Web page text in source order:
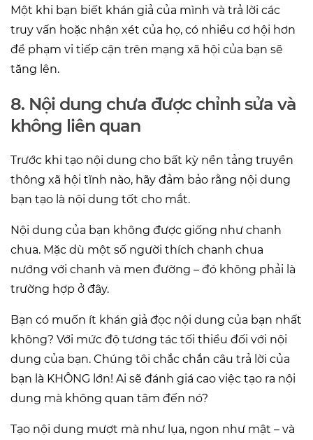
Một khi bạn biết khán giả của mình và trả lời các
truy vấn hoặc nhận xét của họ, có nhiều cơ hội hơn
để phạm vi tiếp cận trên mạng xã hội của bạn sẽ
tăng lên.
8. Nội dung chưa được chỉnh sửa và
không liên quan
Trước khi tạo nội dung cho bất kỳ nền tảng truyền
thông xã hội tĩnh nào, hãy đảm bảo rằng nội dung
bạn tạo là nội dung tốt cho mắt.
Nội dung của bạn không được giống như chanh
chua. Mặc dù một số người thích chanh chua
nướng với chanh và men đường – đó không phải là
trường hợp ở đây.
Bạn có muốn ít khán giả đọc nội dung của bạn nhất
không? Với mức độ tương tác tối thiểu đối với nội
dung của bạn. Chúng tôi chắc chắn câu trả lời của
bạn là KHÔNG lớn! Ai sẽ đánh giá cao việc tạo ra nội
dung mà không quan tâm đến nó?
Tạo nội dung mượt mà như lụa, ngon như mật – và